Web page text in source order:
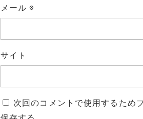
メール※
サイト
次回のコメントで使用するため